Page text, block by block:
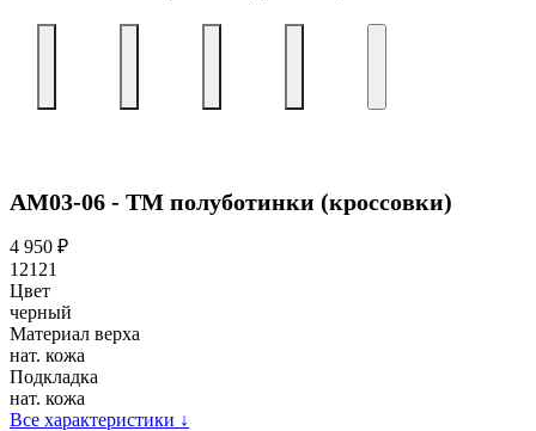
АМ03-06 - ТМ полуботинки (кроссовки)
4 950 ₽
12121
Цвет
черный
Материал верха
нат. кожа
Подкладка
нат. кожа
Все характеристики ↓